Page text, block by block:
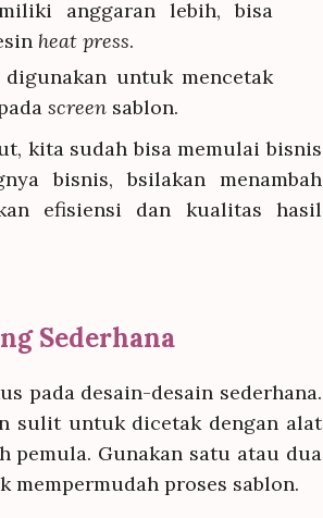
anggaran lebih, bisa
heat press.
untuk mencetak
screen sablon.
kita sudah bisa memulai bisnis
bisnis, bsilakan menambah
efisiensi dan kualitas hasil
Sederhana
pada desain-desain sederhana.
sulit untuk dicetak dengan alat
pemula. Gunakan satu atau dua
mempermudah proses sablon.